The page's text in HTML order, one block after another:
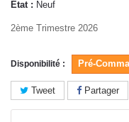
État : Neuf
2ème Trimestre 2026
Disponibilité : Pré-
Tweet Partager